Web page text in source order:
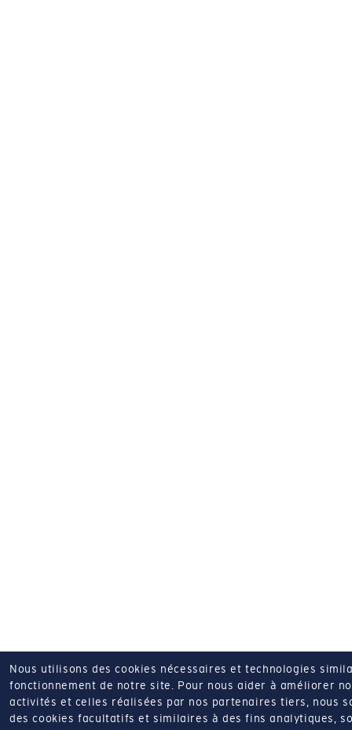
Nous utilisons des cookies nécessaires et technologies
fonctionnement de notre site. Pour nous aider à améliorer
activités et celles réalisées par nos partenaires tiers, nous
des cookies facultatifs et similaires à des fins analytiques,